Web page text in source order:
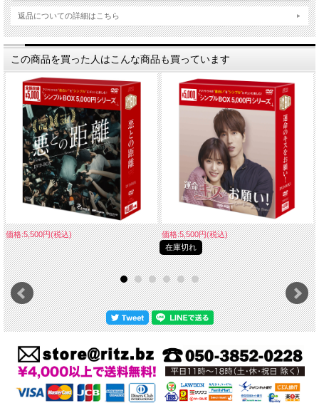
返品についての詳細はこちら
この商品を買った人はこんな商品も買っています
価格:5,500円(税込)
価格:5,500円(税込)
在庫切れ